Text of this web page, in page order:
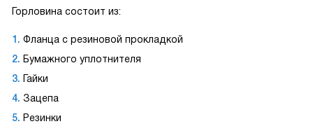
Горловина состоит из:
Фланца с резиновой прокладкой
Бумажного уплотнителя
Гайки
Зацепа
Резинки